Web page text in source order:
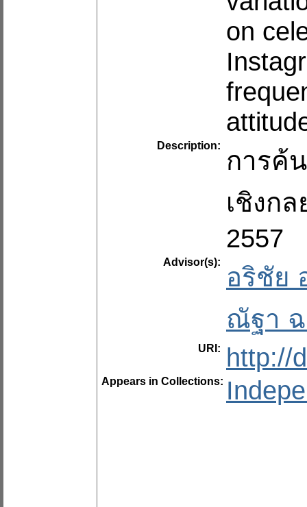
on
Description:
การค้
เชิงก
2557
Advisor(s):
อริชัย
ณัฐา
URI: http://
Appears in Collections: